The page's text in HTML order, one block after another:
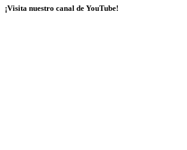
¡Visita nuestro canal de YouTube!